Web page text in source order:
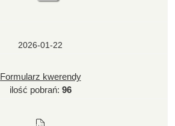
2026-01-22
Formularz kwerendy
ilość pobrań: 96